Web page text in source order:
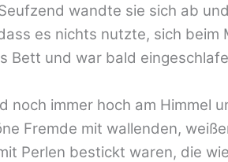
wandte sie sich ab
es nichts nutzte, sich beim
Bett und war bald
immer hoch am Himmel
Fremde mit wallenden,
Perlen bestickt waren, die wie